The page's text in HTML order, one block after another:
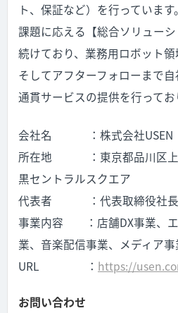
ト、保証など）を行っていま
課題に応える【総合ソリュー
続けており、業務用ロボット領
そしてアフターフォローまで
通貫サービスの提供を行ってお
会社名 ：株式会社USEN
所在地
：東京都品川区
黒セントラルスクエア
代表者
：代表取締役社
事業内容
：店舗DX事業、
業、音楽配信事業、メディア事
URL
： https://
お問い合わせ